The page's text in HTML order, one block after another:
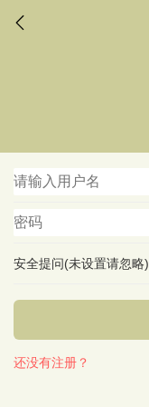
安全提问(未设置请忽略)
还没有注册？